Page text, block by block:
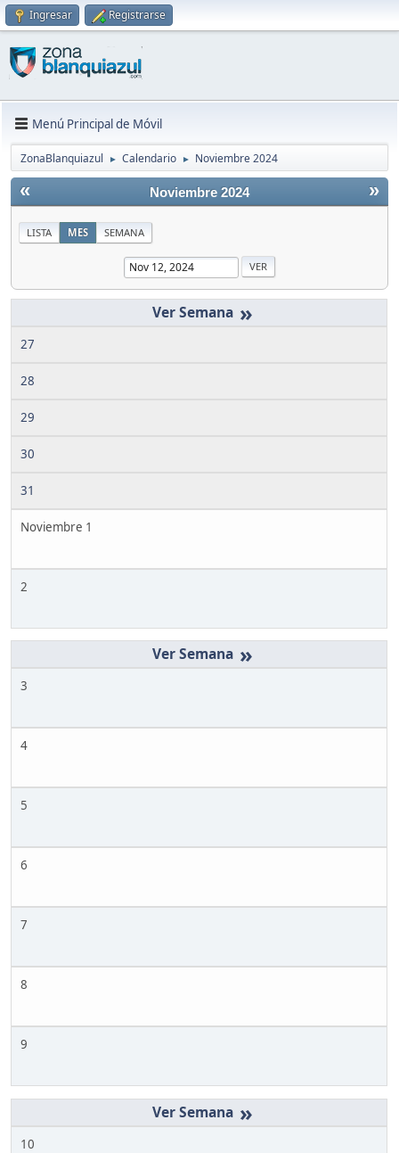
Ingresar Registrarse
Menú Principal de Móvil
ZonaBlanquiazul ► Calendario ► Noviembre 2024
« »
Noviembre 2024
LISTA MES SEMANA
»
27
28
29
30
31
Noviembre 1
2
»
3
4
5
6
7
8
9
»
10